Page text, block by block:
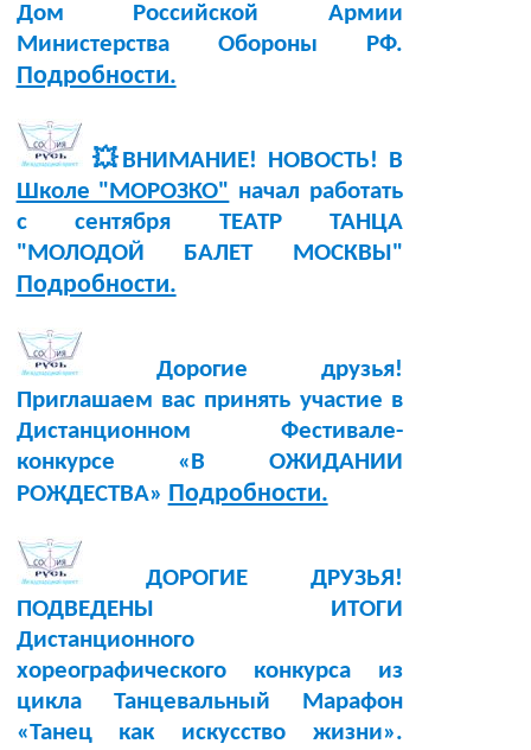
Дом Российской Армии
Министерства Обороны РФ.
Подробности.
💥ВНИМАНИЕ! НОВОСТЬ! В
Школе "МОРОЗКО" начал работать
с сентября ТЕАТР ТАНЦА
"МОЛОДОЙ БАЛЕТ МОСКВЫ"
Подробности.
Дорогие друзья!
Приглашаем вас принять участие в
Дистанционном Фестивале-
конкурсе «В ОЖИДАНИИ
РОЖДЕСТВА» Подробности.
ДОРОГИЕ ДРУЗЬЯ!
ПОДВЕДЕНЫ ИТОГИ
Дистанционного
хореографического конкурса из
цикла Танцевальный Марафон
«Танец как искусство жизни».